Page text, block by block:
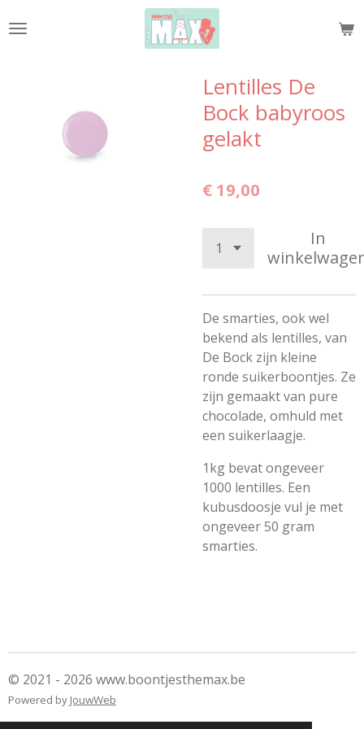
direct
Lentilles De
Bock babyroos
gelakt
€ 19,00
In
De smarties, ook wel
bekend als lentilles, van
De Bock zijn kleine
ronde suikerboontjes. Ze
zijn gemaakt van pure
chocolade, omhuld met
een suikerlaagje.
1kg bevat ongeveer
1000 lentilles. Een
kubusdoosje vul je met
ongeveer 50 gram
smarties.
© 2021 - 2026 www.boontjesthemax.be
Powered by JouwWeb